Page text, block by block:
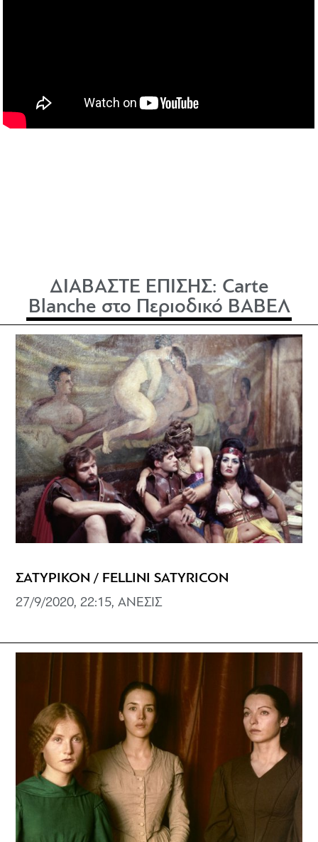
ΔΙΑΒΑΣΤΕ ΕΠΙΣΗΣ: Carte
Blanche στο Περιοδικό ΒΑΒΕΛ
ΣΑΤΥΡΙΚΟΝ / FELLINI SATYRICON
27/9/2020, 22:15, ΑΝΕΣΙΣ